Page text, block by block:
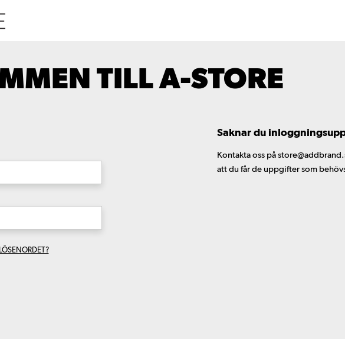
TILL A-STORE
Saknar du
Kontakta oss på
att du får de uppgifter som